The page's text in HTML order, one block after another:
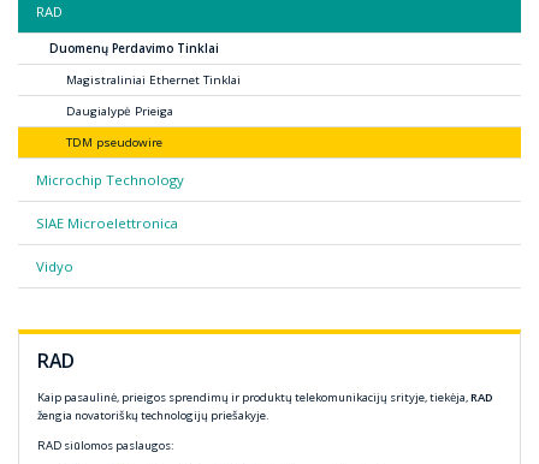
RAD
Duomenų Perdavimo Tinklai
Magistraliniai Ethernet Tinklai
Daugialypė Prieiga
TDM pseudowire
Microchip Technology
SIAE Microelettronica
Vidyo
RAD
Kaip pasaulinė, prieigos sprendimų ir produktų telekomunikacijų srityje, tiekėja,RAD
žengia novatoriškų technologijų priešakyje.
RAD siūlomos paslaugos: